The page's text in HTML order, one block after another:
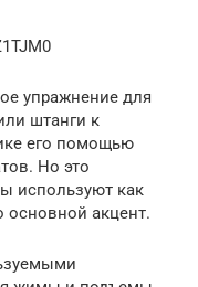
упражнение для
штанги к
его помощью
Но это
используют как
основной акцент.